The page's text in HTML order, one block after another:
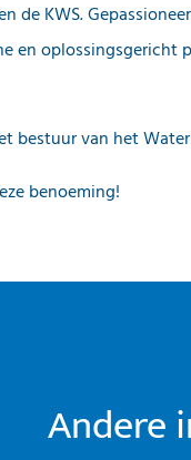
de KWS.
en
bestuur van het
benoeming!
Andere